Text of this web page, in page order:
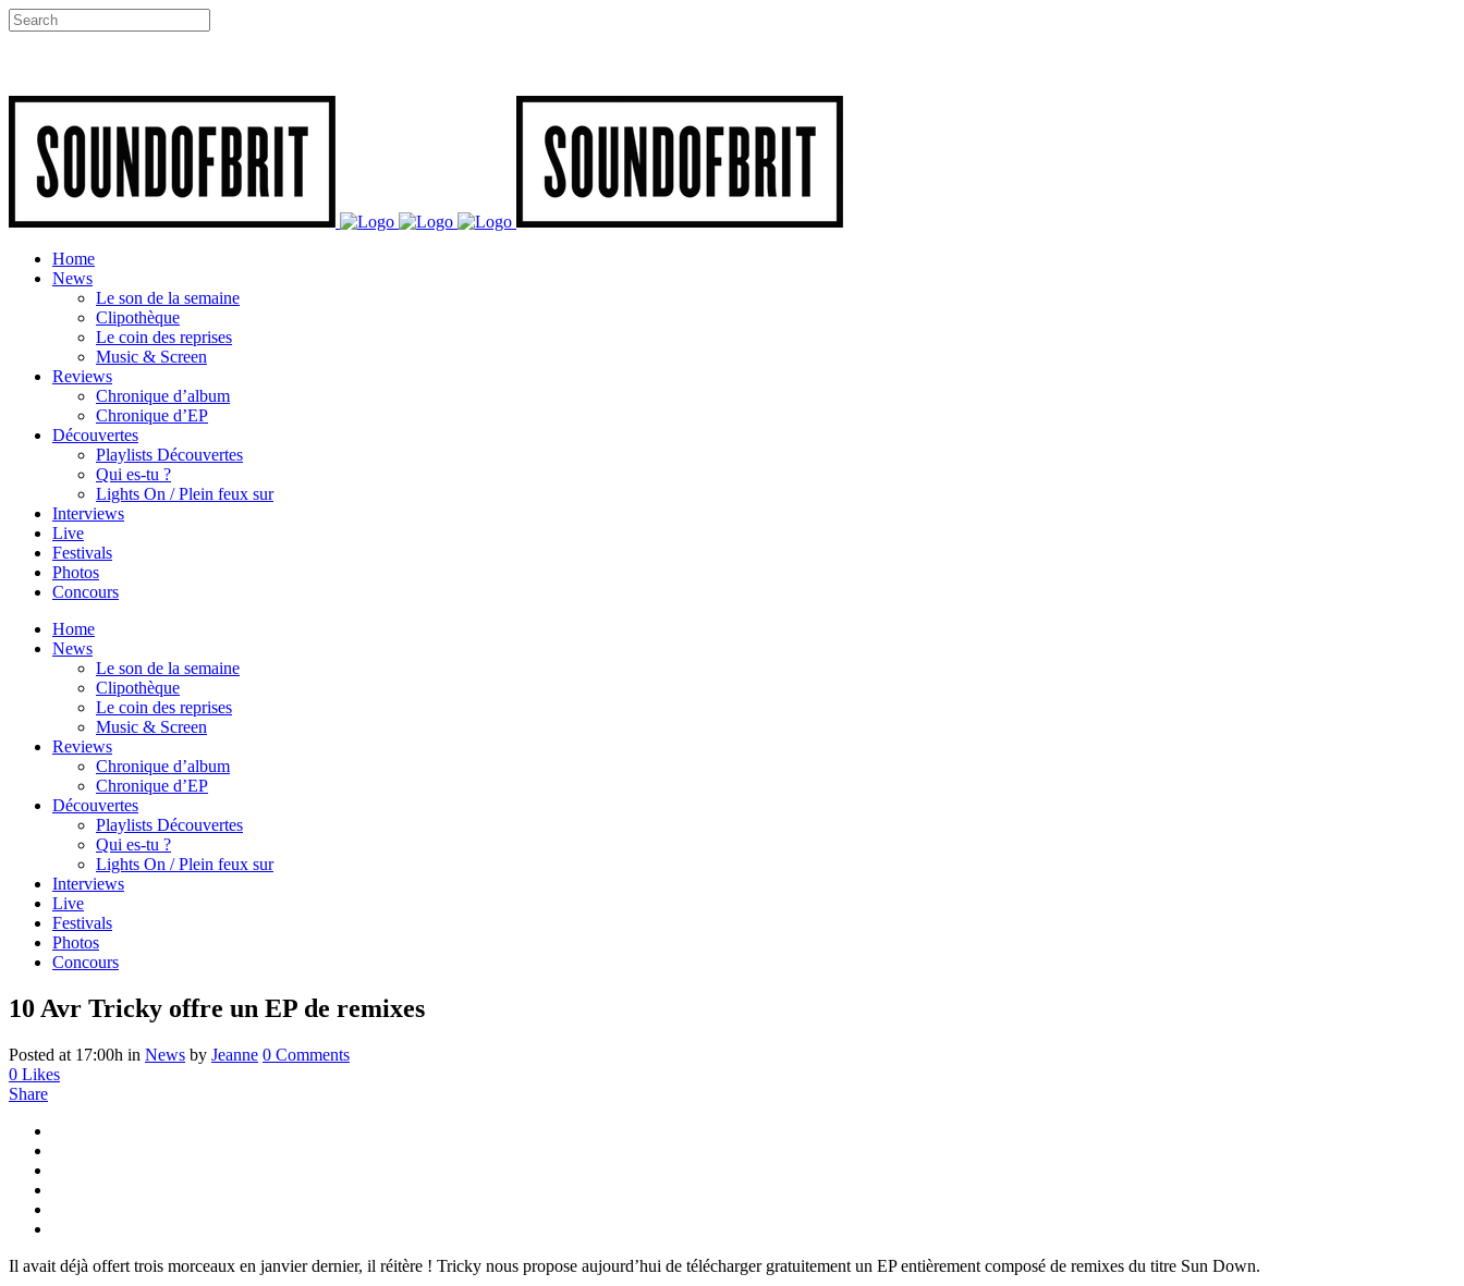
Home
News
Le son de la semaine
Clipothèque
Le coin des reprises
Music & Screen
Reviews
Chronique d’album
Chronique d’EP
Découvertes
Playlists Découvertes
Qui es-tu ?
Lights On / Plein feux sur
Interviews
Live
Festivals
Photos
Concours
Home
News
Le son de la semaine
Clipothèque
Le coin des reprises
Music & Screen
Reviews
Chronique d’album
Chronique d’EP
Découvertes
Playlists Découvertes
Qui es-tu ?
Lights On / Plein feux sur
Interviews
Live
Festivals
Photos
Concours
10 Avr Tricky offre un EP de remixes
Posted at 17:00h in News by Jeanne 0 Comments
0 Likes
Share
Il avait déjà offert trois morceaux en janvier dernier, il réitère ! Tricky nous propose aujourd’hui de télécharger gratuitement un EP entièrement composé de remixes du titre Sun Down.